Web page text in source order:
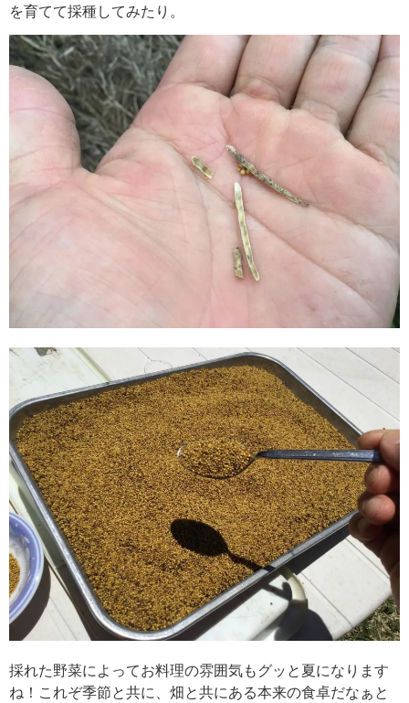
を育てて採種してみたり。
採れた野菜によってお料理の雰囲気もグッと夏になります
ね！これぞ季節と共に、畑と共にある本来の食卓だなぁと